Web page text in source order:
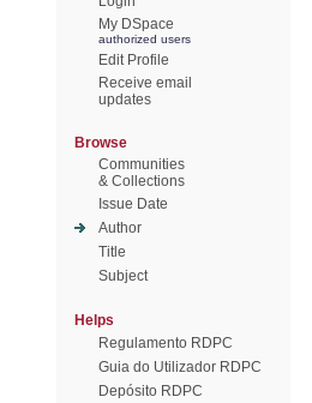
My DSpace
authorized users
Edit Profile
Receive email
updates
Browse
Communities
& Collections
Issue Date
Author
Title
Subject
Helps
Regulamento RDPC
Guia do Utilizador RDPC
Depósito RDPC